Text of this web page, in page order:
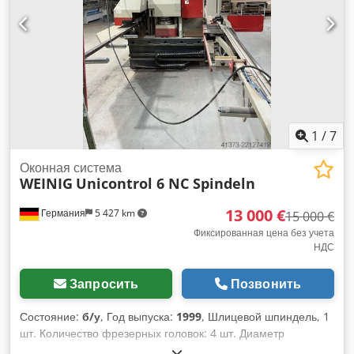
1 /7
Германия 5 427 km
Оконная система
WEINIG Unicontrol 6 NC Spindeln
13 000 €15 000 €
Фиксированная цена без учета
НДС
Запросить Позвонить
Состояние: б/у, Год выпуска: 1999, Шлицевой шпиндель, 1
шт. Количество фрезерных головок: 4 шт. Диаметр
шпинделя: 50 мм Chedpozdk Hyefx Ahloa Управление: